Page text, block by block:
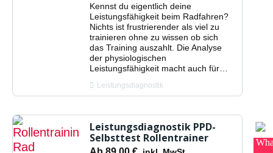
Kennst du eigentlich deine
Leistungsfähigkeit beim Radfahren?
Nichts ist frustrierender als viel zu
trainieren ohne zu wissen ob sich
das Training auszahlt. Die Analyse
der physiologischen
Leistungsfähigkeit macht auch für…
Leistungsdiagnostik
Leistungsdiagnostik PPD-
Selbsttest Rollentrainer